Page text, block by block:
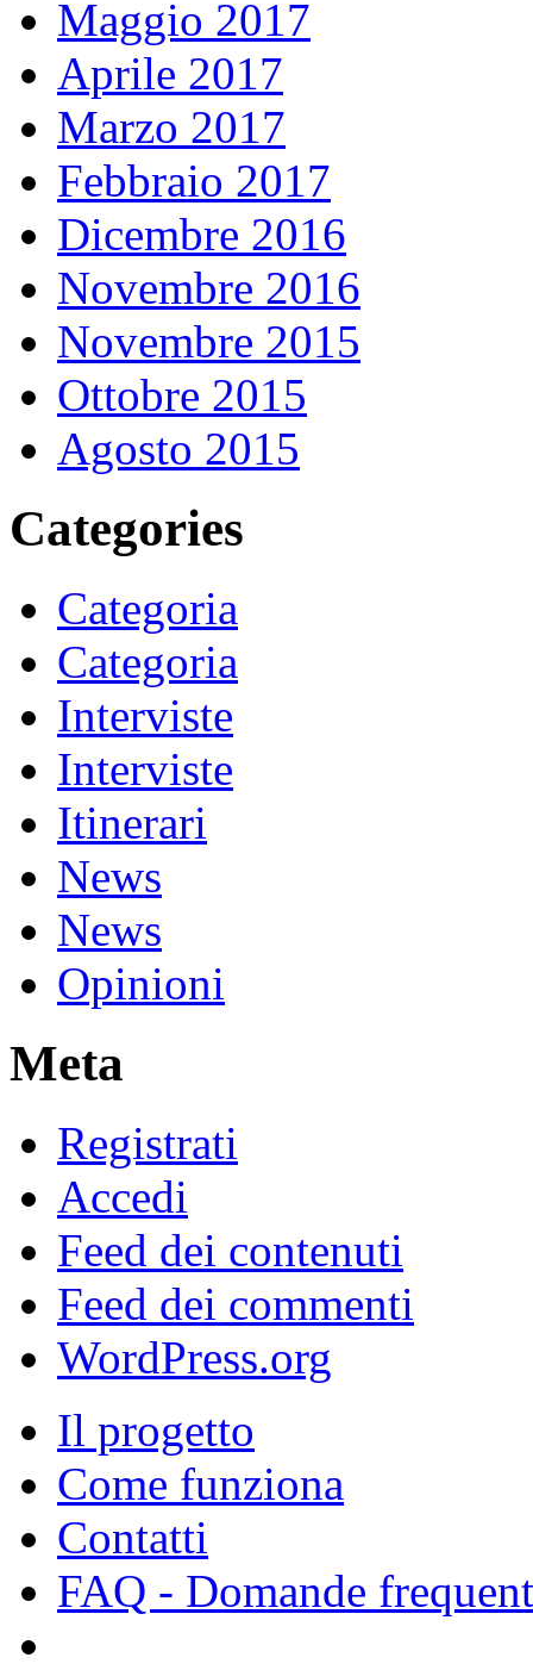
Maggio 2017
Aprile 2017
Marzo 2017
Febbraio 2017
Dicembre 2016
Novembre 2016
Novembre 2015
Ottobre 2015
Agosto 2015
Categories
Categoria
Categoria
Interviste
Interviste
Itinerari
News
News
Opinioni
Meta
Registrati
Accedi
Feed dei contenuti
Feed dei commenti
WordPress.org
Il progetto
Come funziona
Contatti
FAQ - Domande